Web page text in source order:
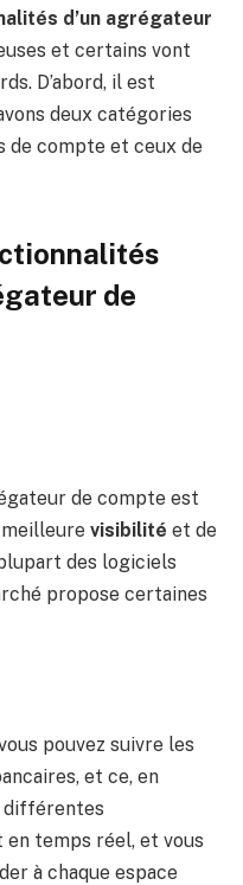
d’un agrégateur
et certains vont
D’abord, il est
deux catégories
de compte et ceux de
de
de compte est
visibilité et de
des logiciels
propose certaines
pouvez suivre les
et ce, en
différentes
temps réel, et vous
à chaque espace